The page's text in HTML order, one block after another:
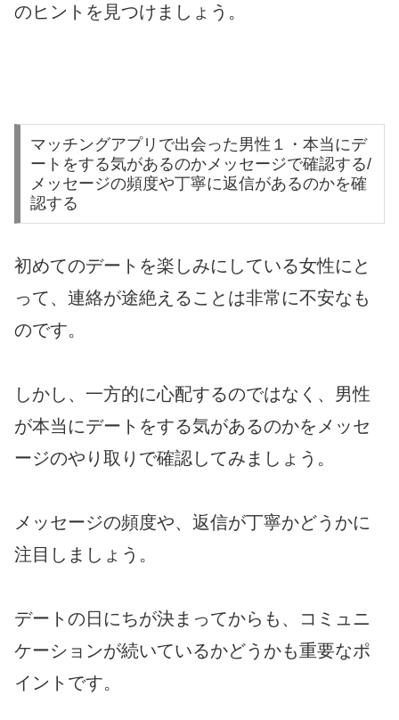
のヒントを見つけましょう。
マッチングアプリで出会った男性１・本当にデ
ートをする気があるのかメッセージで確認する/
メッセージの頻度や丁寧に返信があるのかを確
認する
初めてのデートを楽しみにしている女性にと
って、連絡が途絶えることは非常に不安なも
のです。
しかし、一方的に心配するのではなく、男性
が本当にデートをする気があるのかをメッセ
ージのやり取りで確認してみましょう。
メッセージの頻度や、返信が丁寧かどうかに
注目しましょう。
デートの日にちが決まってからも、コミュニ
ケーションが続いているかどうかも重要なポ
イントです。